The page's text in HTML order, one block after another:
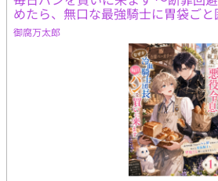
ヤンデレ執着BLファンタジー、ここに開
めたら、無口な最強騎士に胃袋ごと
御腐万太郎